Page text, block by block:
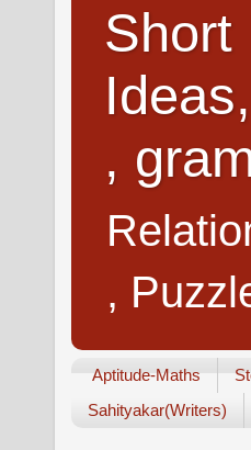
Short
,
,
Aptitude-Maths
Sahityakar(Writers)